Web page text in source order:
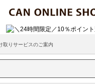
りサービスのご案内